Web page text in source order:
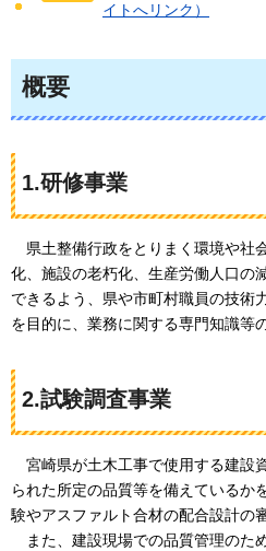
イトへリンク）
概要
1.研修事業
県土整備行政をとりまく環境や社
化、施設の老朽化、生産労働人口の
できるよう、県や市町村職員の技術
を目的に、業務に関する専門知識等
2.試験調査事業
宮崎県が土木工事で使用する建設
られた所定の品質等を備えているか
験やアスファルト合材の配合設計の
また、建設現場での品質管理のた